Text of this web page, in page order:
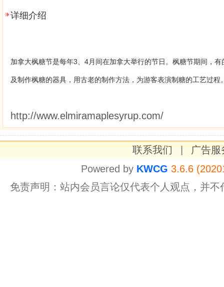
详细介绍
加拿大枫糖节是每年3、4月间在加拿大举行的节日。枫糖节期间，
及制作枫糖的器具，用古老的制作方法，为游客表演制糖的工艺过程
http://www.elmiramaplesyrup.com/
联系我们
广告服
Powered by KWCG 3.6.6
免责声明：站内会员言论仅代表个人观点，并